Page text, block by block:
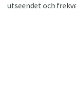
utseendet och